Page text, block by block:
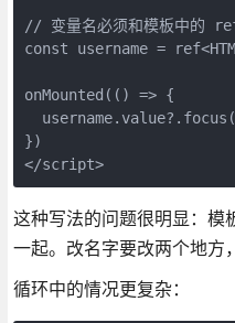
// 变量名必须和模板中的
const username =
onMounted(() => {
})
</script>
这种写法的问题很明显：模
一起。改名字要改两个地方
循环中的情况更复杂：